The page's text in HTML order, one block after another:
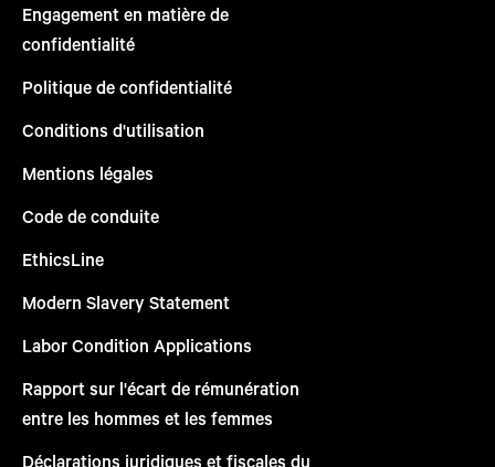
Engagement en matière de
confidentialité
Politique de confidentialité
Conditions d'utilisation
Mentions légales
Code de conduite
EthicsLine
Modern Slavery Statement
Labor Condition Applications
Rapport sur l'écart de rémunération
entre les hommes et les femmes
Déclarations juridiques et fiscales du